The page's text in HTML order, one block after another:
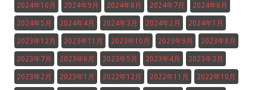
2024年10月 2024年9月 2024年8月 2024年7月 2024年6月
2024年5月 2024年4月 2024年3月 2024年2月 2024年1月
2023年12月 2023年11月 2023年10月 2023年9月 2023年8月
2023年7月 2023年6月 2023年5月 2023年4月 2023年3月
2023年2月 2023年1月 2022年12月 2022年11月 2022年10月